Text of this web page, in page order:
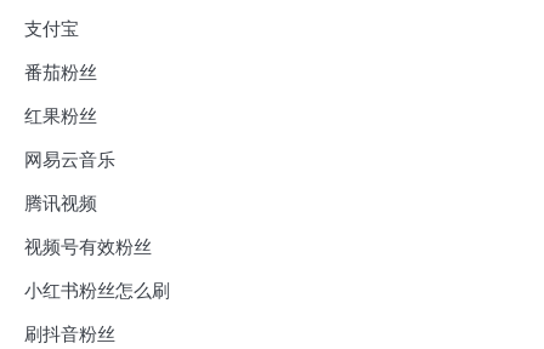
支付宝
番茄粉丝
红果粉丝
网易云音乐
腾讯视频
视频号有效粉丝
小红书粉丝怎么刷
刷抖音粉丝